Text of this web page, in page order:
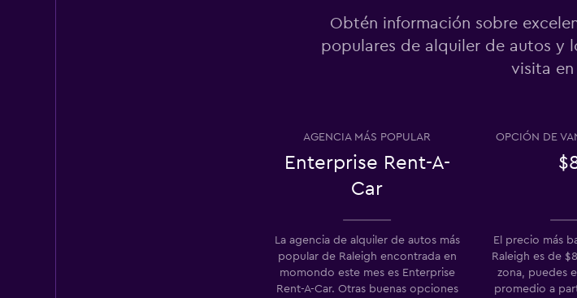
1 punto de alquiler
5 puntos de alquiler
Obtén información sobre
populares de alquiler de autos y
visita en
AGENCIA MÁS POPULAR
Enterprise Rent-A-
Car
OPCIÓN DE
La agencia de alquiler de autos más
popular de Raleigh encontrada en
momondo este mes es Enterprise
Rent-A-Car. Otras buenas opciones
El precio más
Raleigh es de
zona, puedes
promedio a